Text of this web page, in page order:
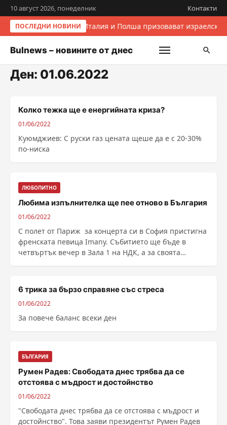
10 август 2026, понеделник Контакти
ПОСЛЕДНИ НОВИНИ Италия и Полша призовават
Bulnews – новините от днес
Ден: 01.06.2022
Колко тежка ще е енергийната криза?
01/06/2022
Куюмджиев: С руски газ цената щеше да е с 20-30%
по-ниска
ЛЮБОПИТНО
Любима изпълнителка ще пее отново в България
01/06/2022
С полет от Париж за концерта си в София пристигна
френската певица Imany. Събитието ще бъде в
четвъртък вечер в Зала 1 на НДК, а за своята
6 трика за бързо справяне със стреса
01/06/2022
За повече баланс всеки ден
БЪЛГАРИЯ
Румен Радев: Свободата днес трябва да се
отстоява с мъдрост и достойнство
01/06/2022
"Свободата днес трябва да се отстоява с мъдрост и
достойнство". Това заяви президентът Румен Радев